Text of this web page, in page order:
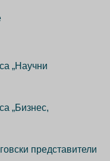
„Научни
„Бизнес,
представители